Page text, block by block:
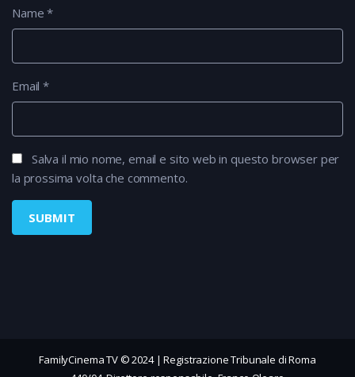
Name*
Email*
Salva il mio nome, email e sito web in questo browser per
la prossima volta che commento.
FamilyCinema TV © 2024 | Registrazione Tribunale di Roma